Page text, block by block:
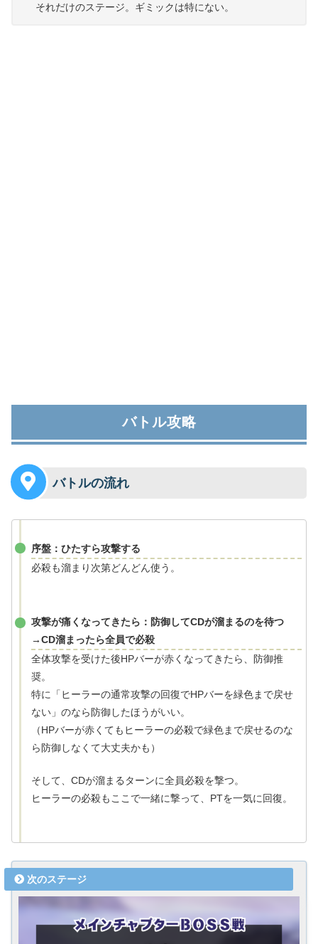
それだけのステージ。ギミックは特にない。
バトル攻略
バトルの流れ
序盤：ひたすら攻撃する
必殺も溜まり次第どんどん使う。
攻撃が痛くなってきたら：防御してCDが溜まるのを待つ
→CD溜まったら全員で必殺
全体攻撃を受けた後HPバーが赤くなってきたら、防御推
奨。
特に「ヒーラーの通常攻撃の回復でHPバーを緑色まで戻せ
ない」のなら防御したほうがいい。
（HPバーが赤くてもヒーラーの必殺で緑色まで戻せるのな
ら防御しなくて大丈夫かも）
そして、CDが溜まるターンに全員必殺を撃つ。
ヒーラーの必殺もここで一緒に撃って、PTを一気に回復。